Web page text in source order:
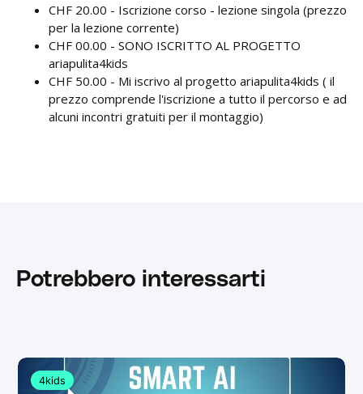
CHF 20.00 - Iscrizione corso - lezione singola (prezzo
per la lezione corrente)
CHF 00.00 - SONO ISCRITTO AL PROGETTO
ariapulita4kids
CHF 50.00 - Mi iscrivo al progetto ariapulita4kids ( il
prezzo comprende l'iscrizione a tutto il percorso e ad
alcuni incontri gratuiti per il montaggio)
Potrebbero interessarti
4kids